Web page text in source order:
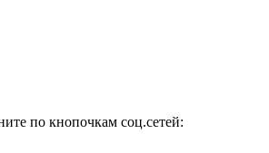
по кнопочкам соц.сетей: